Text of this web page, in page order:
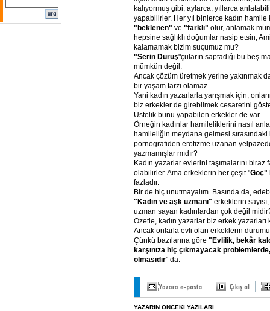
kalıyormuş gibi, aylarca, yıllarca
yapabilirler. Her yıl binlerce kadın hamile
"beklenen" ve "farklı" olur, anlamak
hepsine sağlıklı doğumlar nasip etsin,
kalamamak bizim suçumuz mu?
"Serin Duruş"çuların saptadığı bu beş
mümkün değil.
Ancak çözüm üretmek yerine yakınmak
bir yaşam tarzı olamaz.
Yani kadın yazarlarla yarışmak için,
biz erkekler de girebilmek cesaretini
Üstelik bunu yapabilen erkekler de var.
Örneğin kadınlar hamileliklerini nasıl
hamileliğin meydana gelmesi sırasındaki
pornografiden erotizme uzanan
yazmamışlar mıdır?
Kadın yazarlar evlerini taşımalarını biraz
olabilirler. Ama erkeklerin her çeşit "Göç"
fazladır.
Bir de hiç unutmayalım. Basında da,
"Kadın ve aşk uzmanı" erkeklerin
uzman sayan kadınlardan çok değil
Özetle, kadın yazarlar biz erkek yazarları
Ancak onlarla evli olan erkeklerin
Çünkü bazılarına göre "Evlilik, bekâr
karşınıza hiç çıkmayacak
olmasıdır" da.
YAZARIN ÖNCEKİ YAZILARI